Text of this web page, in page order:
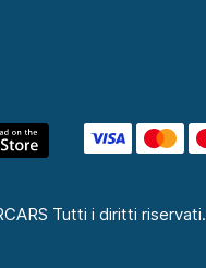
Tutti i diritti riservati.